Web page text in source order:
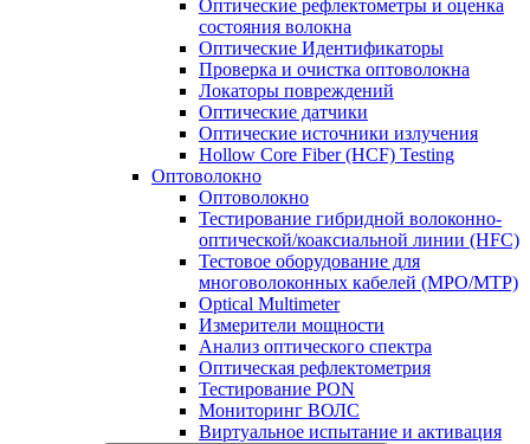
Оптические рефлектометры и оценка
состояния волокна
Оптические Идентификаторы
Проверка и очистка оптоволокна
Локаторы повреждений
Оптические датчики
Оптические источники излучения
Hollow Core Fiber (HCF) Testing
Оптоволокно
Оптоволокно
Тестирование гибридной волоконно-
оптической/коаксиальной линии (HFC)
Тестовое оборудование для
многоволоконных кабелей (MPO/MTP)
Optical Multimeter
Измерители мощности
Анализ оптического спектра
Оптическая рефлектометрия
Тестирование PON
Мониторинг ВОЛС
Виртуальное испытание и активация